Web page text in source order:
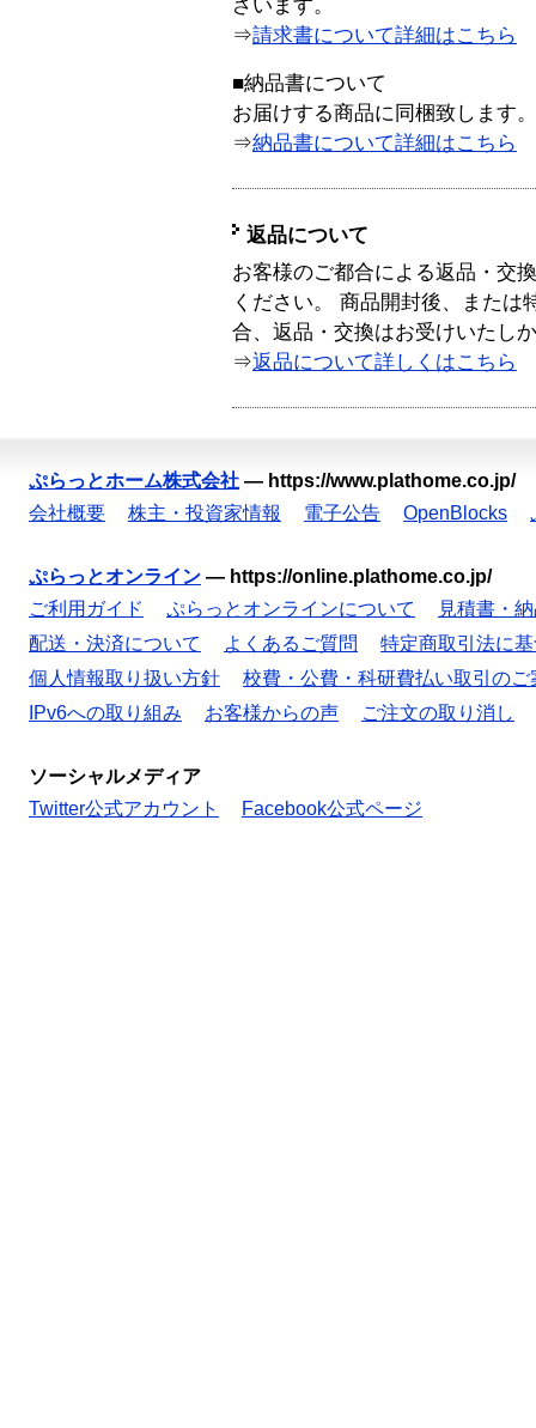
ざいます。
⇒請求書について詳細はこちら
■納品書について
お届けする商品に同梱致します。
⇒納品書について詳細はこちら
返品について
お客様のご都合による返品・交
ください。 商品開封後、または
合、返品・交換はお受けいたし
⇒返品について詳しくはこちら
ぷらっとホーム株式会社 — https://www.plathome.co.jp/
会社概要
株主・投資家情報 電子公告 OpenBlocks
ぷらっとオンライン — https://online.plathome.co.jp/
ご利用ガイド
ぷらっとオンラインについて
見積書・
配送・決済について
よくあるご質問
特定商取引法に
個人情報取り扱い方針
校費・公費・科研費払い取引のご
IPv6への取り組み
お客様からの声 ご注文の取り消し
ソーシャルメディア
Twitter公式アカウント
Facebook公式ページ